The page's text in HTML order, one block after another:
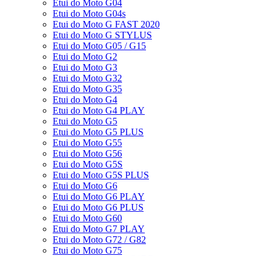
Etui do Moto G04
Etui do Moto G04s
Etui do Moto G FAST 2020
Etui do Moto G STYLUS
Etui do Moto G05 / G15
Etui do Moto G2
Etui do Moto G3
Etui do Moto G32
Etui do Moto G35
Etui do Moto G4
Etui do Moto G4 PLAY
Etui do Moto G5
Etui do Moto G5 PLUS
Etui do Moto G55
Etui do Moto G56
Etui do Moto G5S
Etui do Moto G5S PLUS
Etui do Moto G6
Etui do Moto G6 PLAY
Etui do Moto G6 PLUS
Etui do Moto G60
Etui do Moto G7 PLAY
Etui do Moto G72 / G82
Etui do Moto G75